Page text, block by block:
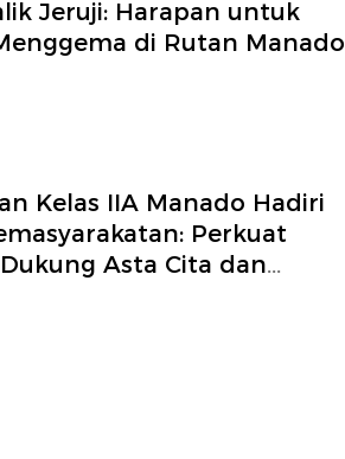
Jeruji: Harapan untuk
di Rutan Manado
Kelas IIA Manado Hadiri
Perkuat
Asta Cita dan
Menteri Imipas